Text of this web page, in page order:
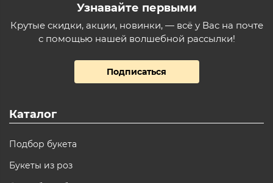
Узнавайте первыми
Крутые скидки, акции, новинки, — всё у Вас на почте
с помощью нашей волшебной рассылки!
Подписаться
Каталог
Подбор букета
Букеты из роз